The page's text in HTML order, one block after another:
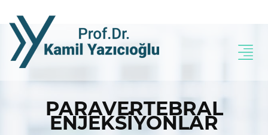
PARAVERTEBRAL
ENJEKSİYONLAR